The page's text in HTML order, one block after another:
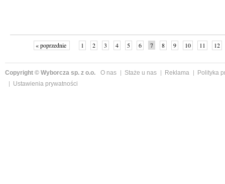
« poprzednie 1 2 3 4 5 6 7 8 9 10 11 12
Copyright © Wyborcza sp. z o.o. O nas Staże u nas Reklama
Polityka
Ustawienia prywatności